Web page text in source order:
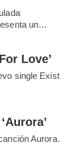
un…
Love’
single Exist
Aurora.